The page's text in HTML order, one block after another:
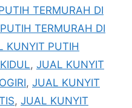
TERMURAH DI
TERMURAH DI
KUNYIT PUTIH
, JUAL KUNYIT
, JUAL KUNYIT
, JUAL KUNYIT